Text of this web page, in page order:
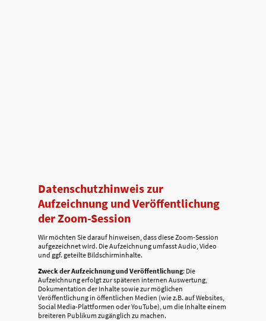
Datenschutzhinweis zur
Aufzeichnung und Veröffentlichung
der Zoom-Session
Wir möchten Sie darauf hinweisen, dass diese Zoom-Session
aufgezeichnet wird. Die Aufzeichnung umfasst Audio, Video
und ggf. geteilte Bildschirminhalte.
Zweck der Aufzeichnung und Veröffentlichung: Die
Aufzeichnung erfolgt zur späteren internen Auswertung,
Dokumentation der Inhalte sowie zur möglichen
Veröffentlichung in öffentlichen Medien (wie z.B. auf Websites,
Social Media-Plattformen oder YouTube), um die Inhalte einem
breiteren Publikum zugänglich zu machen.